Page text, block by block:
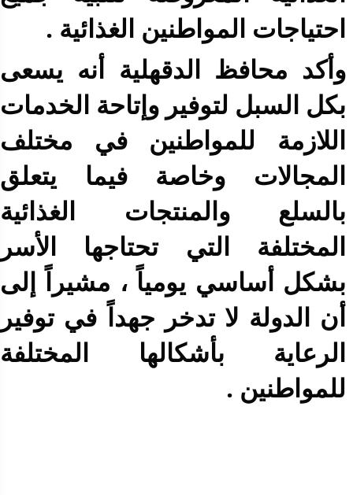
احتياجات المواطنين الغذائية .
وأكد محافظ الدقهلية أنه يسعى
بكل السبل لتوفير وإتاحة الخدمات
اللازمة للمواطنين في مختلف
المجالات وخاصة فيما يتعلق
بالسلع والمنتجات الغذائية
المختلفة التي تحتاجها الأسر
بشكل أساسي يومياً ، مشيراً إلى
أن الدولة لا تدخر جهداً في توفير
الرعاية بأشكالها المختلفة
للمواطنين .